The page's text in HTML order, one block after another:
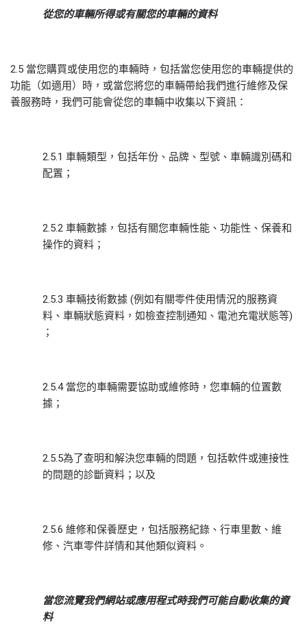
從您的車輛所得或有關您的車輛的資料
2.5 當您購買或使用您的車輛時，包括當您使用您的車輛提供的
功能（如適用）時，或當您將您的車輛帶給我們進行維修及保
養服務時，我們可能會從您的車輛中收集以下資訊：
2.5.1 車輛類型，包括年份、品牌、型號、車輛識別碼和
配置；
2.5.2 車輛數據，包括有關您車輛性能、功能性、保養和
操作的資料；
2.5.3 車輛技術數據 (例如有關零件使用情況的服務資
料、車輛狀態資料，如檢查控制通知、電池充電狀態等)
；
2.5.4 當您的車輛需要協助或維修時，您車輛的位置數
據；
2.5.5為了查明和解決您車輛的問題，包括軟件或連接性
的問題的診斷資料；以及
2.5.6 維修和保養歷史，包括服務紀錄、行車里數、維
修、汽車零件詳情和其他類似資料。
當您流覽我們網站或應用程式時我們可能自動收集的資
料